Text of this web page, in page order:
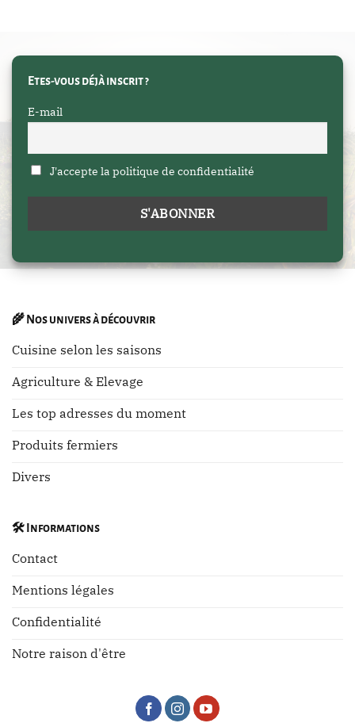
Etes-vous déjà inscrit ?
E-mail
J'accepte la politique de confidentialité
🌾 Nos univers à découvrir
Cuisine selon les saisons
Agriculture & Elevage
Les top adresses du moment
Produits fermiers
Divers
🛠️Informations
Contact
Mentions légales
Confidentialité
Notre raison d'être